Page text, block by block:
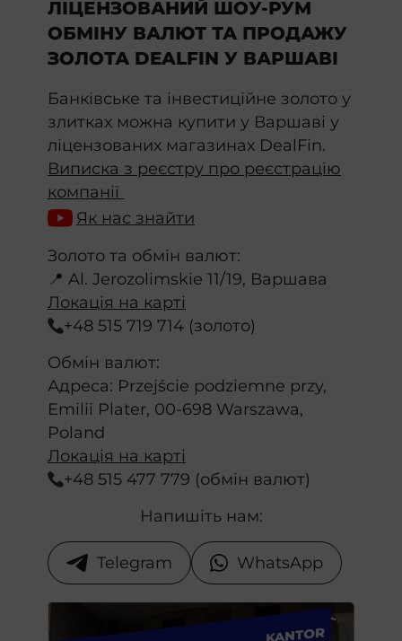
ЛІЦЕНЗОВАНИЙ ШОУ-РУМ
ОБМІНУ ВАЛЮТ ТА ПРОДАЖУ
ЗОЛОТА DEALFIN У ВАРШАВІ
Банківське та інвестиційне золото у
злитках можна купити у Варшаві у
ліцензованих магазинах DealFin.
Виписка з реєстру про реєстрацію
компанії
Як нас знайти
Золото та обмін валют:
📍 Al. Jerozolimskie 11/19, Варшава
Локація на карті
+48 515 719 714 (золото)
Обмін валют:
Адреса: Przejście podziemne przy,
Emilii Plater, 00-698 Warszawa,
Poland
Локація на карті
+48 515 477 779 (обмін валют)
Напишіть нам:
Telegram WhatsApp